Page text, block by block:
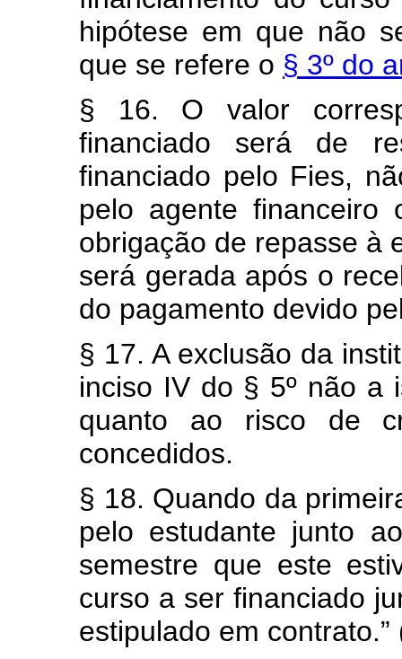
hipótese em que não
que se refere o § 3º do
§ 16. O valor
financiado será de
financiado pelo Fies,
pelo agente
obrigação de repasse à
será gerada após o
do pagamento devido
§ 17. A exclusão da
inciso IV do § 5º não a
quanto ao risco de
concedidos.
§ 18. Quando da
pelo estudante junto
semestre que este
curso a ser financiado
estipulado em contrato.”